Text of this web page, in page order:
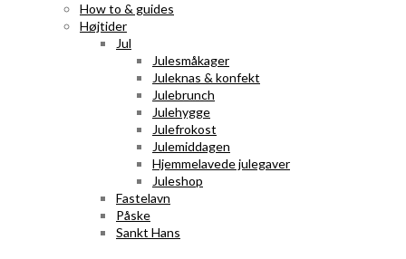
How to & guides
Højtider
Jul
Julesmåkager
Juleknas & konfekt
Julebrunch
Julehygge
Julefrokost
Julemiddagen
Hjemmelavede julegaver
Juleshop
Fastelavn
Påske
Sankt Hans